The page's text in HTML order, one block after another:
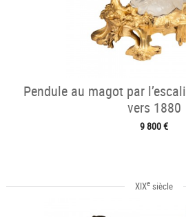
Pendule au magot par
vers 1880
9 800 €
XIXe siècle